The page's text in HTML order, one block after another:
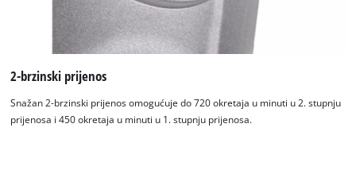
2-brzinski prijenos
Snažan 2-brzinski prijenos omogućuje do 720 okretaja u minuti u 2. stupnju
prijenosa i 450 okretaja u minuti u 1. stupnju prijenosa.